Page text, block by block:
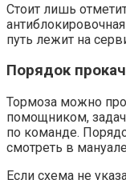
Стоит лишь
путь лежит на
Порядок
Тормоза можно
помощником,
по команде.
смотреть в
Если схема не